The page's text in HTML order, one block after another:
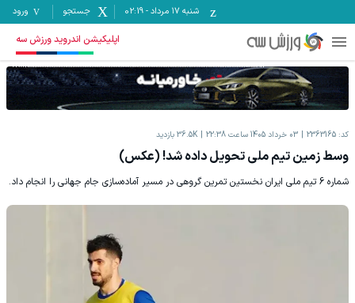
شنبه ۱۷ مرداد -
02:19 جستجو ورود
اپلیکیشن اندروید ورزش سه
کد: 2363165 03 خرداد 1405 ساعت 22:38 36.5K بازدید
وسط زمین تیم ملی تحویل داده شد! (عکس)
شماره 6 تیم ملی ایران نخستین تمرین گروهی در مسیر آماده‌سازی جام جهانی را انجام داد.